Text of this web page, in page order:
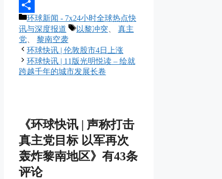
Message
分
享
分
类
环球新闻 - 7x24小时全球热点快
讯与深度报道
标
以黎冲突
真主
党
黎南空袭
环球快讯 | 伦敦股市4日上涨
环球快讯 | 11版光明悦读 – 绘就
跨越千年的城市发展长卷
《环球快讯 | 声称打击
真主党目标 以军再次
轰炸黎南地区》有43条
评论